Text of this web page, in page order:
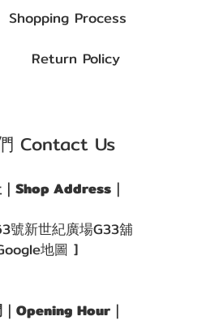
Process
Return Policy
Contact Us
｜Shop Address｜
號新世紀廣場G33舖
地圖 ]
｜Opening Hour｜